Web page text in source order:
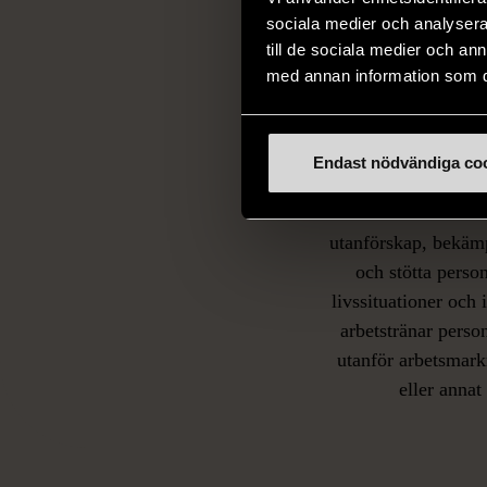
sociala medier och
till de sociala medier och
med annan information som
Endast nödvändiga
Vi arbetar för
utanförskap,
och stötta
livssituationer och
arbetstränar
utanför
eller annat